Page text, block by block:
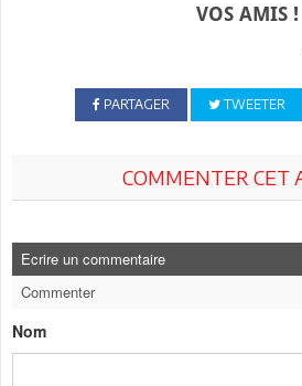
VOS AMIS !
PARTAGER TWEETER
COMMENTER CET
Ecrire un commentaire
Commenter
Nom